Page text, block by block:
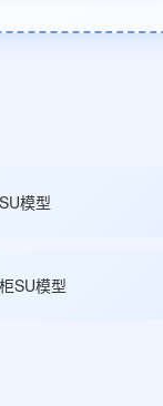
模型
SU模型